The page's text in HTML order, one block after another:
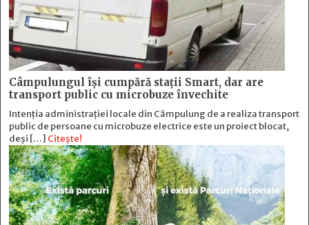
Câmpulungul îşi cumpără staţii Smart, dar are
transport public cu microbuze învechite
Intenția administrației locale din Câmpulung de a realiza transport
public de persoane cu microbuze electrice este un proiect blocat,
deși […] Citește!